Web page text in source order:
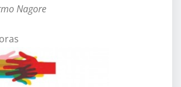
Nagore